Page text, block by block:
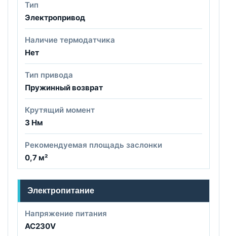
Тип
Электропривод
Наличие термодатчика
Нет
Тип привода
Пружинный возврат
Крутящий момент
3 Нм
Рекомендуемая площадь заслонки
0,7 м²
Электропитание
Напряжение питания
AC230V